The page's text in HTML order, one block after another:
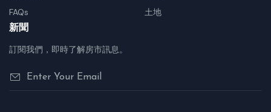
FAQs
土地
新聞
訂閱我們，即時了解房市訊息。